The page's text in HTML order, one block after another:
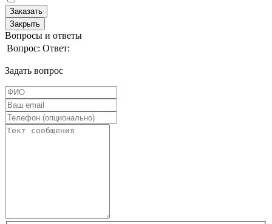
Заказать
Закрыть
Вопросы и ответы
Вопрос: Ответ:
Задать вопрос